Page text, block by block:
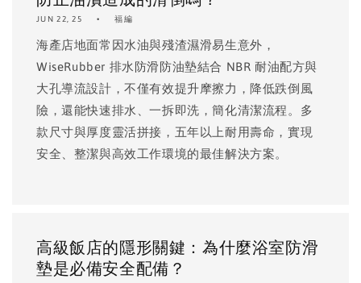
JUN 22, 25 福編
海產店地面常因水油與殘渣濕滑易生意外，
WiseRubber 排水防滑防油墊結合 NBR 耐油配方與
大孔導流設計，不僅有效提升摩擦力，降低跌倒風
險，還能快速排水、一拆即洗，簡化清潔流程。多
款尺寸與厚度靈活拼接，五年以上耐用壽命，實現
安全、整潔與高效工作環境的最佳解決方案。
高級飯店的隱形關鍵：為什麼浴室防滑
墊是必備安全配備？